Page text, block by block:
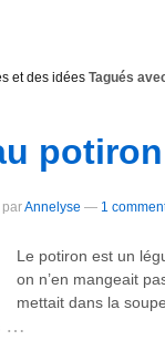
et des idées Tagués
potiron
parAnnelyse — 1
Le potiron est un
on n’en mangeait
mettait dans la
…